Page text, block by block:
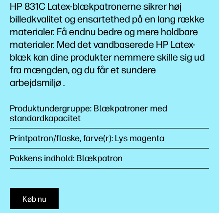
HP 831C Latex-blækpatronerne sikrer høj
billedkvalitet og ensartethed på en lang række
materialer. Få endnu bedre og mere holdbare
materialer. Med det vandbaserede HP Latex-
blæk kan dine produkter nemmere skille sig ud
fra mængden, og du får et sundere
arbejdsmiljø.
Produktundergruppe: Blækpatroner med
standardkapacitet
Printpatron/flaske, farve(r): Lys magenta
Pakkens indhold: Blækpatron
Køb nu